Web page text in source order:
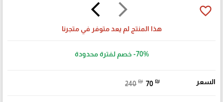
arrow_forward_ios
arrow_back_ios favorite_border
هذا المنتج لم يعد متوفر في متجرنا
-70% خصم لفترة محدودة
السعر 240 ₪ 70 ₪